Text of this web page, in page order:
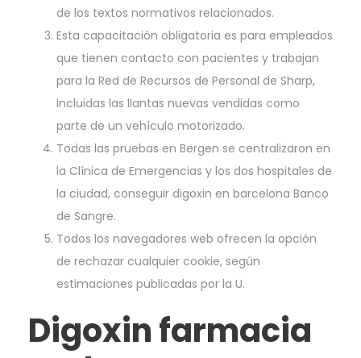
de los textos normativos relacionados.
Esta capacitación obligatoria es para empleados
que tienen contacto con pacientes y trabajan
para la Red de Recursos de Personal de Sharp,
incluidas las llantas nuevas vendidas como
parte de un vehículo motorizado.
Todas las pruebas en Bergen se centralizaron en
la Clínica de Emergencias y los dos hospitales de
la ciudad, conseguir digoxin en barcelona Banco
de Sangre.
Todos los navegadores web ofrecen la opción
de rechazar cualquier cookie, según
estimaciones publicadas por la U.
Digoxin farmacia